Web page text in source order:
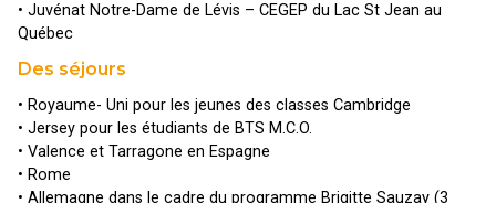
• Juvénat Notre-Dame de Lévis – CEGEP du Lac St Jean au
Québec
Des séjours
• Royaume- Uni pour les jeunes des classes Cambridge
• Jersey pour les étudiants de BTS M.C.O.
• Valence et Tarragone en Espagne
• Rome
• Allemagne dans le cadre du programme Brigitte Sauzay (3